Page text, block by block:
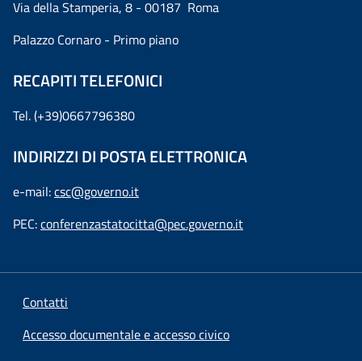
Via della Stamperia, 8 - 00187 Roma
Palazzo Cornaro - Primo piano
RECAPITI TELEFONICI
Tel. (+39)0667796380
INDIRIZZI DI POSTA ELETTRONICA
e-mail:csc@governo.it
PEC:conferenzastatocitta@pec.governo.it
Contatti
Accesso documentale e accesso civico